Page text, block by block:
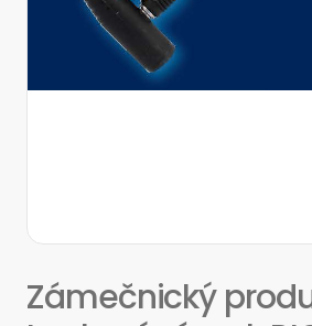
Zámečnický